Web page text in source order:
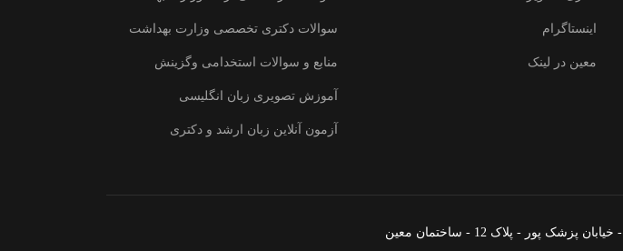
اینستاگرام
معین در لینک
سوالات دکتری تخصصی وزارت بهداشت
منابع و سوالات استخدامی وگزینش
آموزش تصویری زبان انگلیسی
آزمون آنلاین زبان ارشد و دکتری